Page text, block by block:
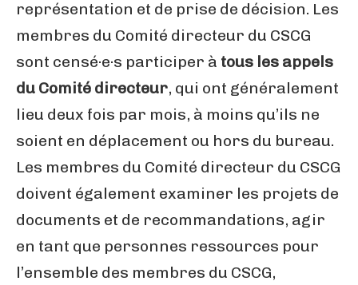
représentation et de prise de décision. Les
membres du Comité directeur du CSCG
sont censé·e·s participer à tous les appels
du Comité directeur, qui ont généralement
lieu deux fois par mois, à moins qu’ils ne
soient en déplacement ou hors du bureau.
Les membres du Comité directeur du CSCG
doivent également examiner les projets de
documents et de recommandations, agir
en tant que personnes ressources pour
l’ensemble des membres du CSCG,